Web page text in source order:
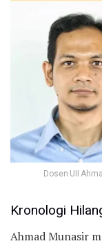
Dosen UII
Kronologi
Ahmad Munasir